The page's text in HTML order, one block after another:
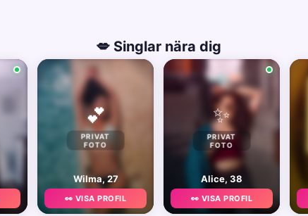
💋 Singlar nära dig
💕
PRIVAT
FOTO
Wilma, 27
👀 VISA PROFIL
✨
PRIVAT
FOTO
Alice, 38
👀 VISA PROFIL